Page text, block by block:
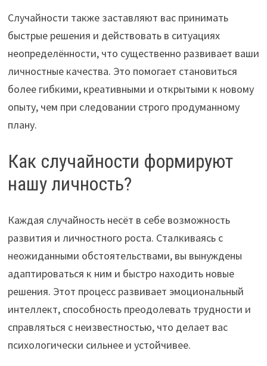
Случайности также заставляют вас принимать
быстрые решения и действовать в ситуациях
неопределённости, что существенно развивает ваши
личностные качества. Это помогает становиться
более гибкими, креативными и открытыми к новому
опыту, чем при следовании строго продуманному
плану.
Как случайности формируют
нашу личность?
Каждая случайность несёт в себе возможность
развития и личностного роста. Сталкиваясь с
неожиданными обстоятельствами, вы вынуждены
адаптироваться к ним и быстро находить новые
решения. Этот процесс развивает эмоциональный
интеллект, способность преодолевать трудности и
справляться с неизвестностью, что делает вас
психологически сильнее и устойчивее.